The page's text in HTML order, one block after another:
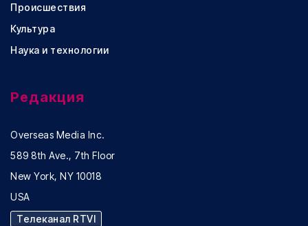
Происшествия
Культура
Наука и технологии
Редакция
Overseas Media Inc.
589 8th Ave., 7th Floor
New York, NY 10018
USA
Телеканал RTVI